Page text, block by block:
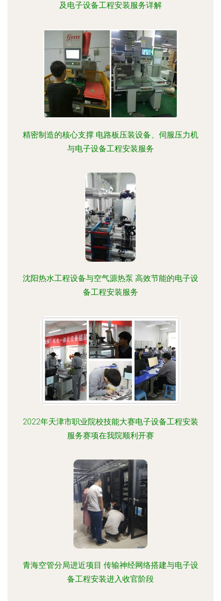
及电子设备工程安装服务详解
精密制造的核心支撑 电路板压装设备、伺服压力机
与电子设备工程安装服务
沈阳热水工程设备与空气源热泵 高效节能的电子设
备工程安装服务
2022年天津市职业院校技能大赛电子设备工程安装
服务赛项在我院顺利开赛
青海空管分局进近项目 传输神经网络搭建与电子设
备工程安装进入收官阶段